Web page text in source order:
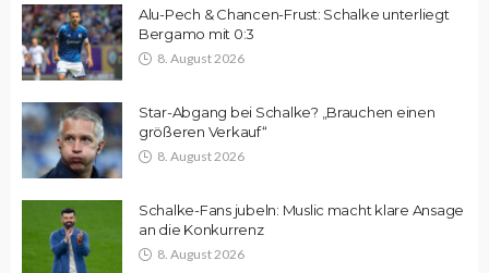
Alu-Pech & Chancen-Frust: Schalke unterliegt
Bergamo mit 0:3
8. August 2026
Star-Abgang bei Schalke? „Brauchen einen
größeren Verkauf“
8. August 2026
Schalke-Fans jubeln: Muslic macht klare Ansage
an die Konkurrenz
8. August 2026